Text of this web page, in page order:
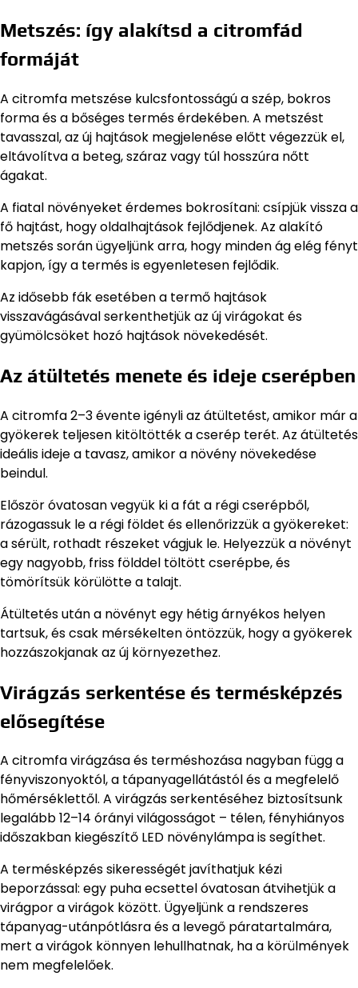
Metszés: így alakítsd a citromfád
formáját
A citromfa metszése kulcsfontosságú a szép, bokros
forma és a bőséges termés érdekében. A metszést
tavasszal, az új hajtások megjelenése előtt végezzük el,
eltávolítva a beteg, száraz vagy túl hosszúra nőtt
ágakat.
A fiatal növényeket érdemes bokrosítani: csípjük vissza a
fő hajtást, hogy oldalhajtások fejlődjenek. Az alakító
metszés során ügyeljünk arra, hogy minden ág elég fényt
kapjon, így a termés is egyenletesen fejlődik.
Az idősebb fák esetében a termő hajtások
visszavágásával serkenthetjük az új virágokat és
gyümölcsöket hozó hajtások növekedését.
Az átültetés menete és ideje cserépben
A citromfa 2–3 évente igényli az átültetést, amikor már a
gyökerek teljesen kitöltötték a cserép terét. Az átültetés
ideális ideje a tavasz, amikor a növény növekedése
beindul.
Először óvatosan vegyük ki a fát a régi cserépből,
rázogassuk le a régi földet és ellenőrizzük a gyökereket:
a sérült, rothadt részeket vágjuk le. Helyezzük a növényt
egy nagyobb, friss földdel töltött cserépbe, és
tömörítsük körülötte a talajt.
Átültetés után a növényt egy hétig árnyékos helyen
tartsuk, és csak mérsékelten öntözzük, hogy a gyökerek
hozzászokjanak az új környezethez.
Virágzás serkentése és termésképzés
elősegítése
A citromfa virágzása és terméshozása nagyban függ a
fényviszonyoktól, a tápanyagellátástól és a megfelelő
hőmérséklettől. A virágzás serkentéséhez biztosítsunk
legalább 12–14 órányi világosságot – télen, fényhiányos
időszakban kiegészítő LED növénylámpa is segíthet.
A termésképzés sikerességét javíthatjuk kézi
beporzással: egy puha ecsettel óvatosan átvihetjük a
virágpor a virágok között. Ügyeljünk a rendszeres
tápanyag-utánpótlásra és a levegő páratartalmára,
mert a virágok könnyen lehullhatnak, ha a körülmények
nem megfelelőek.